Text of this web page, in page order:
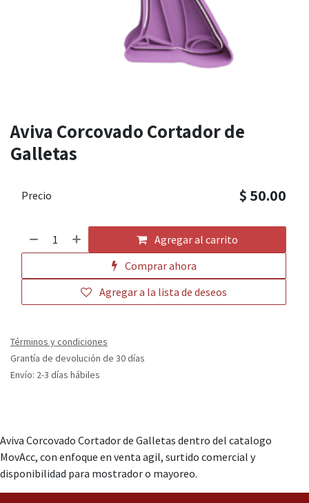
Aviva Corcovado Cortador de
Galletas
Agregar al carrito
Comprar ahora
Agregar a la lista de deseos
Precio $ 50.00
Términos y condiciones
Grantía de devolución de 30 días
Envío: 2-3 días hábiles
Aviva Corcovado Cortador de Galletas dentro del catalogo
MovAcc, con enfoque en venta agil, surtido comercial y
disponibilidad para mostrador o mayoreo.